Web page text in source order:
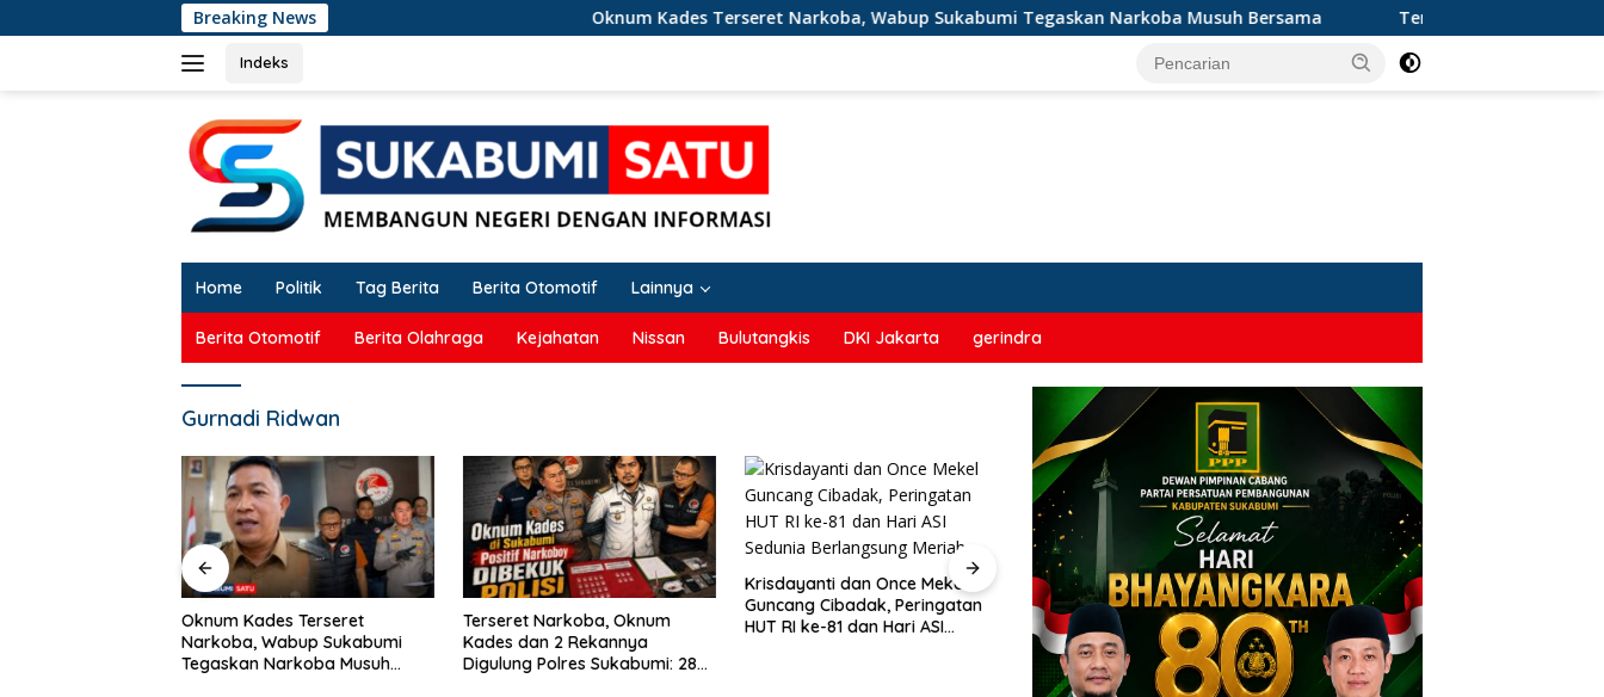
ke
Breaking News Oknum Kades Terseret Narkoba, Wabup Sukabumi Tegaskan Narkoba Musuh Bersama Terseret Narkoba, Oknum Kades
Indeks
Home Politik Tag Berita Berita Otomotif Lainnya
Berita Otomotif Berita Olahraga Kejahatan Nissan Bulutangkis DKI Jakarta gerindra
Gurnadi Ridwan
Terseret Narkoba, Oknum
Kades dan 2 Rekannya
Digulung Polres Sukabumi: 28
Krisdayanti dan Once Mekel
Guncang Cibadak, Peringatan
HUT RI ke-81 dan Hari ASI
Sedunia Berlangsung Meriah
Solusi Sementara Tak Cukup!
Pemprov Jabar Didesak
Segera Akhiri ‘Perang’ Trayek
Hanya Merekah Sanksi Kertas?
Di Balik Pertambangan Emas
Ilegal Bantargadung dan Bom
Waktu Bencana Ekologis
Penataan Trayek Cicurug Masih
Semrawut: Angkot 09 ‘Sentil’
Dishub Jabar dan Ancam
Mogok Massal